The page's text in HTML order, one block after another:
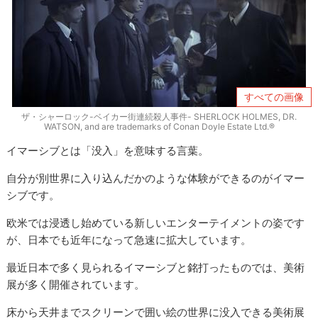
すべての画像
ザ・シャーロック-ベイカー街連続殺人事件- SHERLOCK HOLMES, DR.
WATSON, and are trademarks of Conan Doyle Estate Ltd.®
イマーシブとは「没入」を意味する言葉。
自分が別世界に入り込んだかのような体験ができるのがイマー
シブです。
欧米では浸透し始めている新しいエンターテイメントの姿です
が、日本でも近年になって急速に拡大しています。
最近日本で多く見られるイマーシブと銘打ったものでは、美術
展が多く開催されています。
床から天井までスクリーンで囲い絵の世界に没入できる美術展